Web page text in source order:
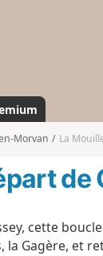
Morvan La
de
cette
Gagère, et